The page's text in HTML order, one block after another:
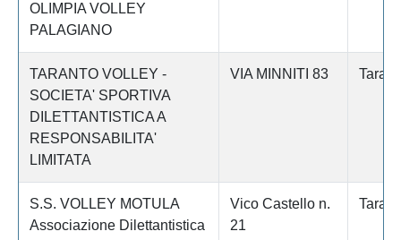
OLIMPIA VOLLEY
PALAGIANO
TARANTO VOLLEY -
SOCIETA' SPORTIVA
DILETTANTISTICA A
RESPONSABILITA'
LIMITATA
VIA MINNITI 83
S.S. VOLLEY MOTULA
Associazione Dilettantistica
Vico Castello n.
21